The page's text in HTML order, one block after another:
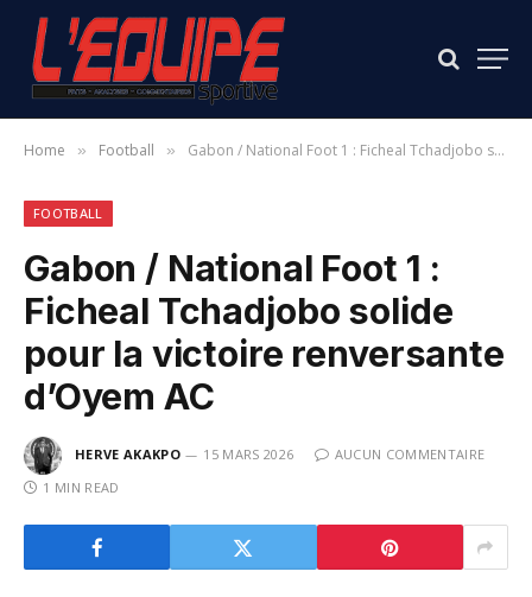
Home » Football » Gabon / National Foot 1 : Ficheal Tchadjobo solide pour la victoire renversante d’Oyem AC
FOOTBALL
Gabon / National Foot 1 :
Ficheal Tchadjobo solide
pour la victoire renversante
d’Oyem AC
HERVE AKAKPO 15 MARS 2026
AUCUN COMMENTAIRE
1 MIN READ